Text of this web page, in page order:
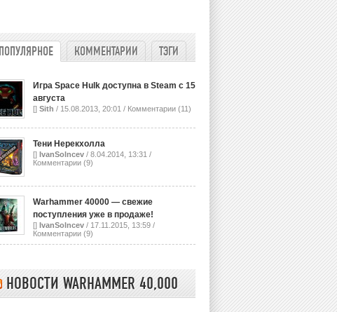
ПОПУЛЯРНОЕ КОММЕНТАРИИ ТЭГИ
Игра Space Hulk доступна в Steam с 15
августа
[] Sith / 15.08.2013, 20:01 / Комментарии (11)
Тени Нерекхолла
[] IvanSolncev / 8.04.2014, 13:31 /
Комментарии (9)
Warhammer 40000 — свежие
поступления уже в продаже!
[] IvanSolncev / 17.11.2015, 13:59 /
Комментарии (9)
НОВОСТИ WARHAMMER 40,000